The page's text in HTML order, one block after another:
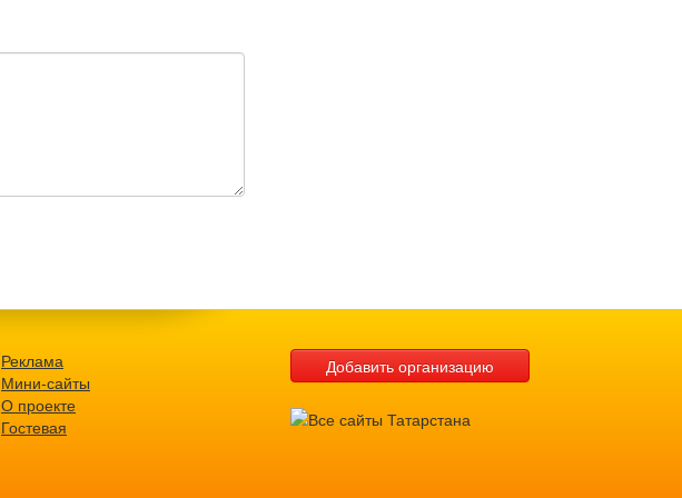
Реклама
Мини-сайты
О проекте
Гостевая
Добавить организацию